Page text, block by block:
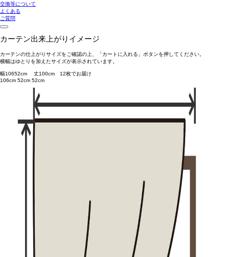
交換等について
よくある
ご質問
カーテン出来上がりイメージ
カーテンの仕上がりサイズをご確認の上、「カートに入れる」ボタンを押してください。
横幅はゆとりを加えたサイズが表示されています。
幅10652cm 丈100cm 12枚でお届け
106cm 52cm 52cm